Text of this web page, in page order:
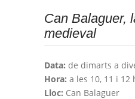
Can Balaguer,
medieval
Data: de dimarts a
Hora: a les 10, 11 i 12
Lloc: Can Balaguer